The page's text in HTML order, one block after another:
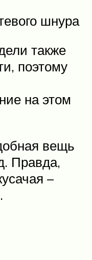
шнура
также
поэтому
на этом
вещь
Правда,
–